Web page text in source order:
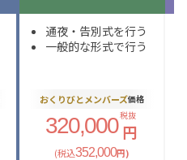
通夜・告別式を行う
一般的な形式で行う
おくりびとメンバーズ価格
320,000税抜
円
(税込352,000円)